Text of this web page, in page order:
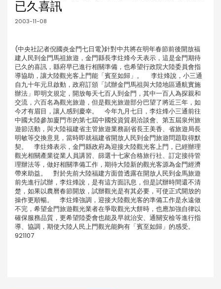
已久喜訊
2003-11-08
(中央社記者倪國炎金門七日電)針對中共將在明年春節前後開放福
建人民到金門馬祖旅遊，金門縣長李炷烽今天表示，這是金門期待
已久的喜訊，縣府早已進行相關準備，也希望行政院大陸委員會指
導協助，讓大陸觀光客上門能「賓至如歸」。 李炷烽說，小三通
自九十年元旦啟動，政府訂頒「試辦金門馬祖與大陸地區通航實施
辦法」即明文規定，開放每天七百人到金門，其中一百人為探親和
交流，六百名為觀光旅遊，但是觀光旅遊部分巴望了將近三年，如
今才有眉目，讓人感到慶幸。 今年九月七日，李炷烽小三通前往
中國大陸參加廈門市的第七屆中國投資貿易洽談會、第五屆泉州旅
遊節活動，與大陸福建省主管旅遊業務副省長王美香、省旅遊局長
明敏等交換意見，當時即就福建省開放人民到金門旅遊問題取得默
契。 李炷烽表示，金門縣政府為迎接大陸觀光客上門，已經辦理
觀光相關產業從業人員講習、篩選十七家合格旅行社、訂定接待管
理辦法等，做好相關準備工作，期待大陸新的觀光客源為金門經濟
帶來助益。 對於先前大陸福建方面曾透露在開放人民到金馬旅遊
前先進行試辦，李炷烽說，是有這方面訊息，但是試辦時間還不清
楚，如果以農曆春節開放，試辦觀光是有其必要，可使正式開放的
操作更順暢。 李炷烽強調，迎接大陸觀光客的準備工作是永遠做
不完，希望金門旅遊觀光業者在爭取觀光大餅時，也應加強自律以
確保服務品質，更希望陸委會也能及早就治安、通關安檢等進行指
導、協調，期使大陸人民上門觀光能夠有「賓至如歸」的感受。
921107